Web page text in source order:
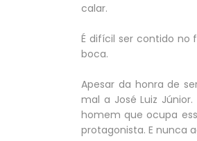
calar.
É difícil ser contido no
boca.
Apesar da honra de
mal a José Luiz
homem que ocupa
protagonista. E nunca